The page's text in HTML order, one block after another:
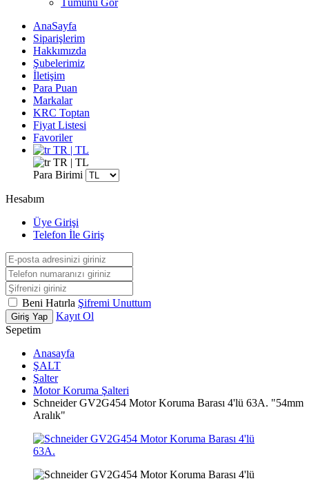
Tümünü Gör
AnaSayfa
Siparişlerim
Hakkımızda
Şubelerimiz
İletişim
Para Puan
Markalar
KRC Toptan
Fiyat Listesi
Favoriler
TR | TL
TR | TL
Para Birimi
Hesabım
Üye Girişi
Telefon İle Giriş
Beni Hatırla Şifremi Unuttum
Giriş Yap
Kayıt Ol
Sepetim
Anasayfa
ŞALT
Şalter
Motor Koruma Şalteri
Schneider GV2G454 Motor Koruma Barası 4'lü 63A. "54mm
Aralık"